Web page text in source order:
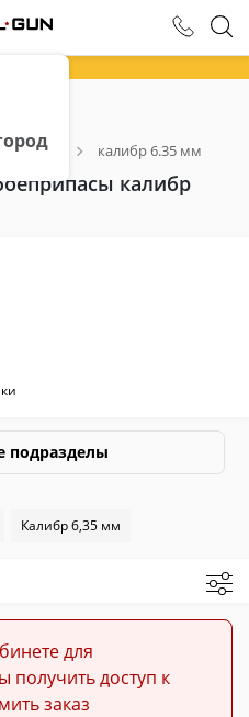
калибр 6.35 мм
калибр
подразделы
Калибр 6,35 мм
для
получить доступ к
заказ